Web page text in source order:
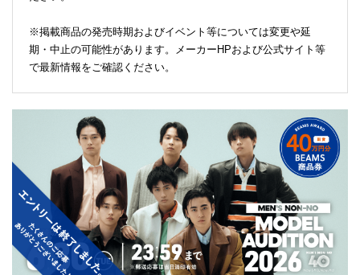
※掲載商品の発売時期およびイベント等については変更や延
期・中止の可能性があります。メーカーHPおよび公式サイト等
で最新情報をご確認ください。